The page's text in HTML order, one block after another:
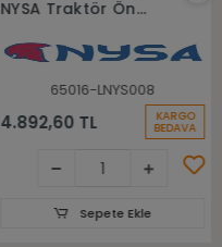
NYSA Traktör Ön
65016-LNYS008
4.892,60 TL KARGO
BEDAVA
Sepete Ekle